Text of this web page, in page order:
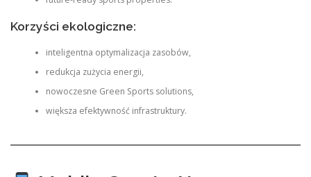
Korzyści ekologiczne:
inteligentna optymalizacja zasobów,
redukcja zużycia energii,
nowoczesne Green Sports solutions,
większa efektywność infrastruktury.